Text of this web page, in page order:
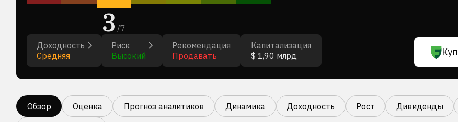
3/7
Доходность
Средняя
Риск
Высокий
Рекомендация
Продавать
Капитализация
$ 1,90 млрд
Обзор Оценка Прогноз аналитиков Динамика Доходность Рост Дивиденды